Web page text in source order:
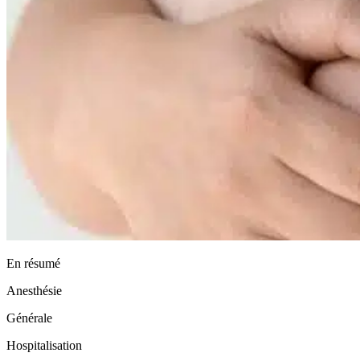
En résumé
Anesthésie
Générale
Hospitalisation